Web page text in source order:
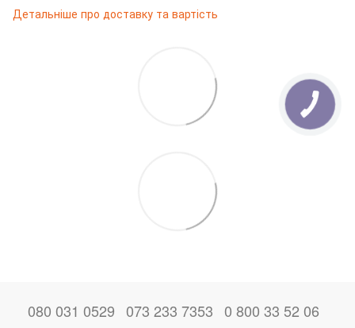
Детальніше про доставку та вартість
080 031 0529 073 233 7353 0 800 33 52 06